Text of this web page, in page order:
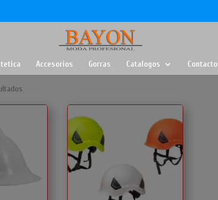
Accesorios Gorras Catalogos Contacto